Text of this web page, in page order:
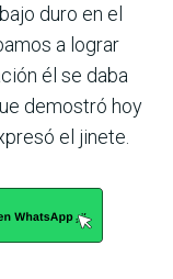
duro en el
a lograr
él se daba
demostró hoy
el jinete.